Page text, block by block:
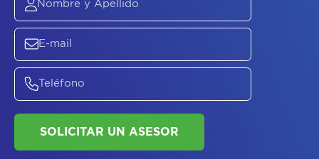
ASESORATE SOBREEL
SALUD